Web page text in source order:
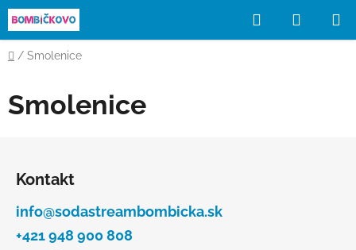
Prejsť
na
obsah
Hľadať
KOŠÍK
Domov
/ Smolenice
Smolenice
Kontakt
info@sodastreambombicka.sk
+421 948 900 808